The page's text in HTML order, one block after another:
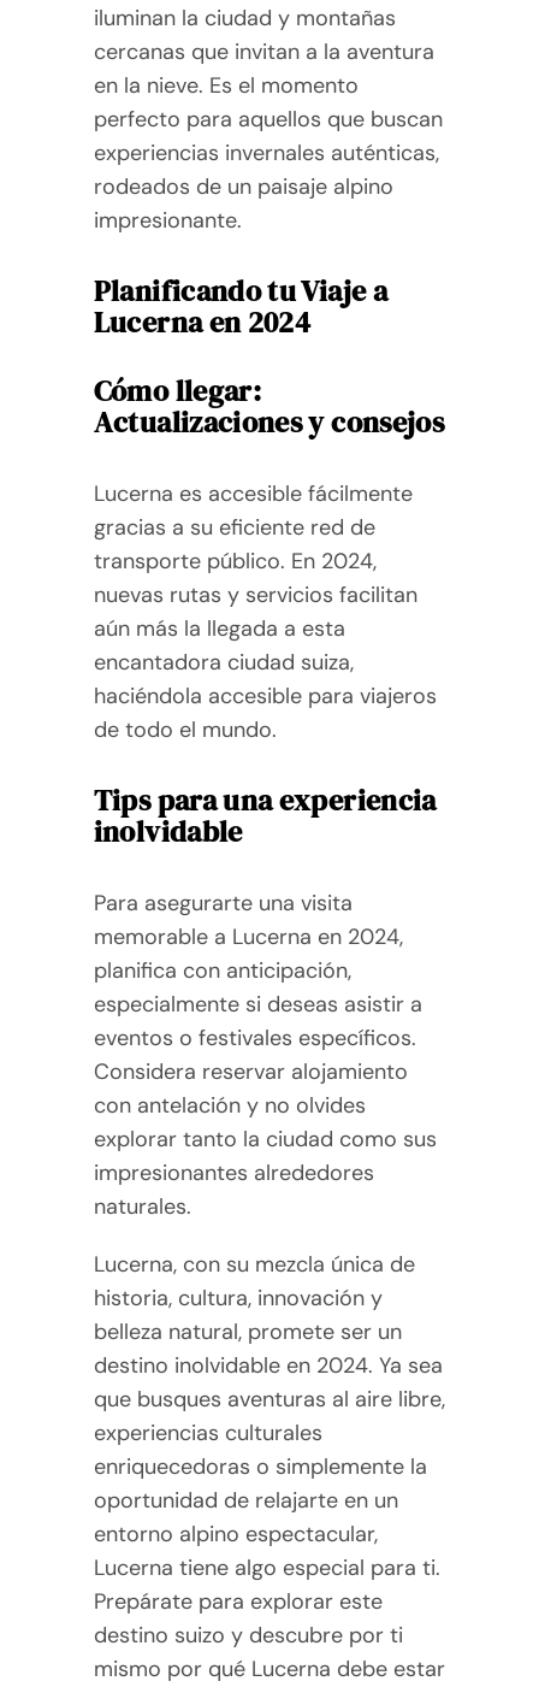
iluminan la ciudad y montañas
cercanas que invitan a la aventura
en la nieve. Es el momento
perfecto para aquellos que buscan
experiencias invernales auténticas,
rodeados de un paisaje alpino
impresionante.
Planificando tu Viaje a
Lucerna en 2024
Cómo llegar:
Actualizaciones y consejos
Lucerna es accesible fácilmente
gracias a su eficiente red de
transporte público. En 2024,
nuevas rutas y servicios facilitan
aún más la llegada a esta
encantadora ciudad suiza,
haciéndola accesible para viajeros
de todo el mundo.
Tips para una experiencia
inolvidable
Para asegurarte una visita
memorable a Lucerna en 2024,
planifica con anticipación,
especialmente si deseas asistir a
eventos o festivales específicos.
Considera reservar alojamiento
con antelación y no olvides
explorar tanto la ciudad como sus
impresionantes alrededores
naturales.
Lucerna, con su mezcla única de
historia, cultura, innovación y
belleza natural, promete ser un
destino inolvidable en 2024. Ya sea
que busques aventuras al aire libre,
experiencias culturales
enriquecedoras o simplemente la
oportunidad de relajarte en un
entorno alpino espectacular,
Lucerna tiene algo especial para ti.
Prepárate para explorar este
destino suizo y descubre por ti
mismo por qué Lucerna debe estar